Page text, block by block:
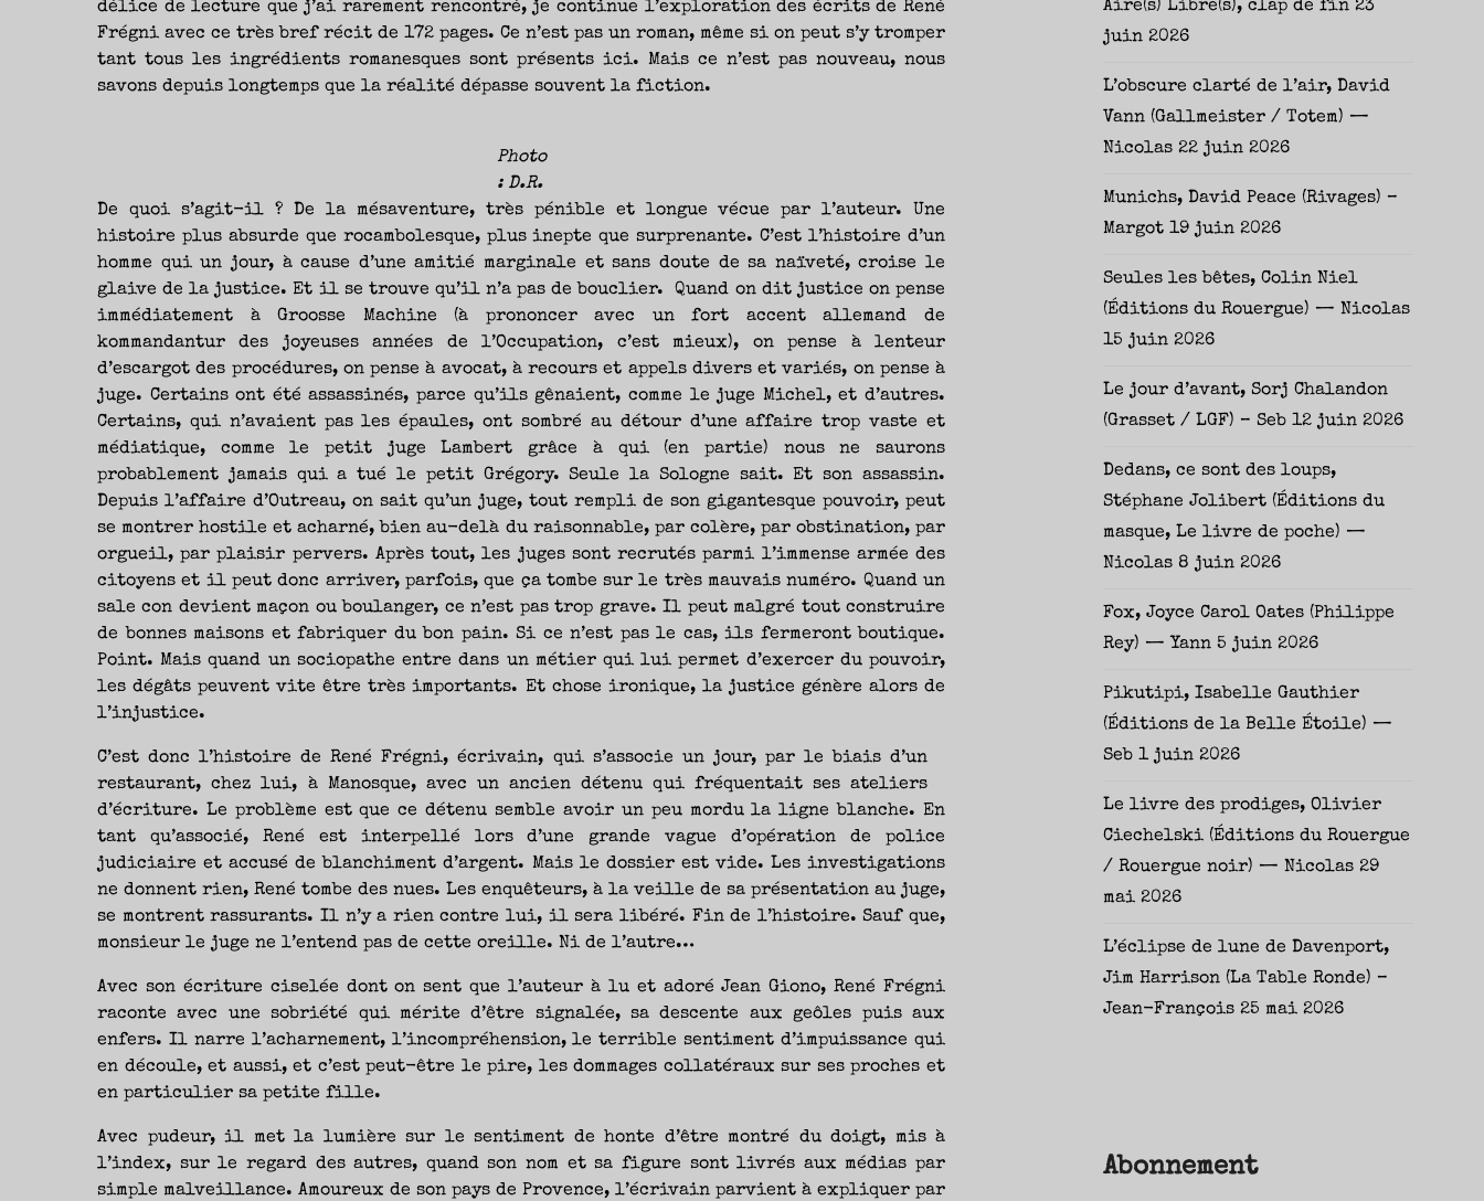
LIVRES,
D’AUTRES
HORIZONS.
ADVIENT.
AIRE(S)
COMMENCE
délice de lecture que j’ai rarement rencontré, je continue l’exploration des écrits de René
Frégni avec ce très bref récit de 172 pages. Ce n’est pas un roman, même si on peut s’y tromper
tant tous les ingrédients romanesques sont présents ici. Mais ce n’est pas nouveau, nous
savons depuis longtemps que la réalité dépasse souvent la fiction.
Photo
: D.R.
De quoi s’agit-il ? De la mésaventure, très pénible et longue vécue par l’auteur. Une
histoire plus absurde que rocambolesque, plus inepte que surprenante. C’est l’histoire d’un
homme qui un jour, à cause d’une amitié marginale et sans doute de sa naïveté, croise le
glaive de la justice. Et il se trouve qu’il n’a pas de bouclier. Quand on dit justice on pense
immédiatement à Groosse Machine (à prononcer avec un fort accent allemand de
kommandantur des joyeuses années de l’Occupation, c’est mieux), on pense à lenteur
d’escargot des procédures, on pense à avocat, à recours et appels divers et variés, on pense à
juge. Certains ont été assassinés, parce qu’ils gênaient, comme le juge Michel, et d’autres.
Certains, qui n’avaient pas les épaules, ont sombré au détour d’une affaire trop vaste et
médiatique, comme le petit juge Lambert grâce à qui (en partie) nous ne saurons
probablement jamais qui a tué le petit Grégory. Seule la Sologne sait. Et son assassin.
Depuis l’affaire d’Outreau, on sait qu’un juge, tout rempli de son gigantesque pouvoir, peut
se montrer hostile et acharné, bien au-delà du raisonnable, par colère, par obstination, par
orgueil, par plaisir pervers. Après tout, les juges sont recrutés parmi l’immense armée des
citoyens et il peut donc arriver, parfois, que ça tombe sur le très mauvais numéro. Quand un
sale con devient maçon ou boulanger, ce n’est pas trop grave. Il peut malgré tout construire
de bonnes maisons et fabriquer du bon pain. Si ce n’est pas le cas, ils fermeront boutique.
Point. Mais quand un sociopathe entre dans un métier qui lui permet d’exercer du pouvoir,
les dégâts peuvent vite être très importants. Et chose ironique, la justice génère alors de
l’injustice.
C’est donc l’histoire de René Frégni, écrivain, qui s’associe un jour, par le biais d’un
restaurant, chez lui, à Manosque, avec un ancien détenu qui fréquentait ses ateliers
d’écriture. Le problème est que ce détenu semble avoir un peu mordu la ligne blanche. En
tant qu’associé, René est interpellé lors d’une grande vague d’opération de police
judiciaire et accusé de blanchiment d’argent. Mais le dossier est vide. Les investigations
ne donnent rien, René tombe des nues. Les enquêteurs, à la veille de sa présentation au juge,
se montrent rassurants. Il n’y a rien contre lui, il sera libéré. Fin de l’histoire. Sauf que,
monsieur le juge ne l’entend pas de cette oreille. Ni de l’autre…
Avec son écriture ciselée dont on sent que l’auteur à lu et adoré Jean Giono, René Frégni
raconte avec une sobriété qui mérite d’être signalée, sa descente aux geôles puis aux
enfers. Il narre l’acharnement, l’incompréhension, le terrible sentiment d’impuissance qui
en découle, et aussi, et c’est peut-être le pire, les dommages collatéraux sur ses proches et
en particulier sa petite fille.
Avec pudeur, il met la lumière sur le sentiment de honte d’être montré du doigt, mis à
l’index, sur le regard des autres, quand son nom et sa figure sont livrés aux médias par
simple malveillance. Amoureux de son pays de Provence, l’écrivain parvient à expliquer par
Aire(s) Libre(s), clap de fin 23
juin 2026
L’obscure clarté de l’air, David
Vann (Gallmeister / Totem) —
Nicolas 22 juin 2026
Munichs, David Peace (Rivages) –
Margot 19 juin 2026
Seules les bêtes, Colin Niel
(Éditions du Rouergue) — Nicolas
15 juin 2026
Le jour d’avant, Sorj Chalandon
(Grasset / LGF) – Seb 12 juin 2026
Dedans, ce sont des loups,
Stéphane Jolibert (Éditions du
masque, Le livre de poche) —
Nicolas 8 juin 2026
Fox, Joyce Carol Oates (Philippe
Rey) — Yann 5 juin 2026
Pikutipi, Isabelle Gauthier
(Éditions de la Belle Étoile) —
Seb 1 juin 2026
Le livre des prodiges, Olivier
Ciechelski (Éditions du Rouergue
/ Rouergue noir) — Nicolas 29
mai 2026
L’éclipse de lune de Davenport,
Jim Harrison (La Table Ronde) –
Jean-François 25 mai 2026
Abonnement